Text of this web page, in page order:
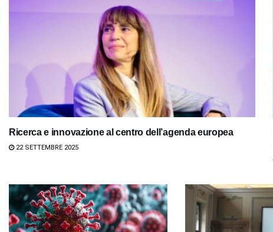
Ricerca e innovazione al centro dell’agenda europea
22 SETTEMBRE 2025